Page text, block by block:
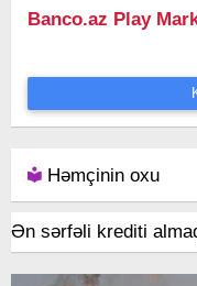
Banco.az Play
Həmçinin oxu
Ən sərfəli krediti